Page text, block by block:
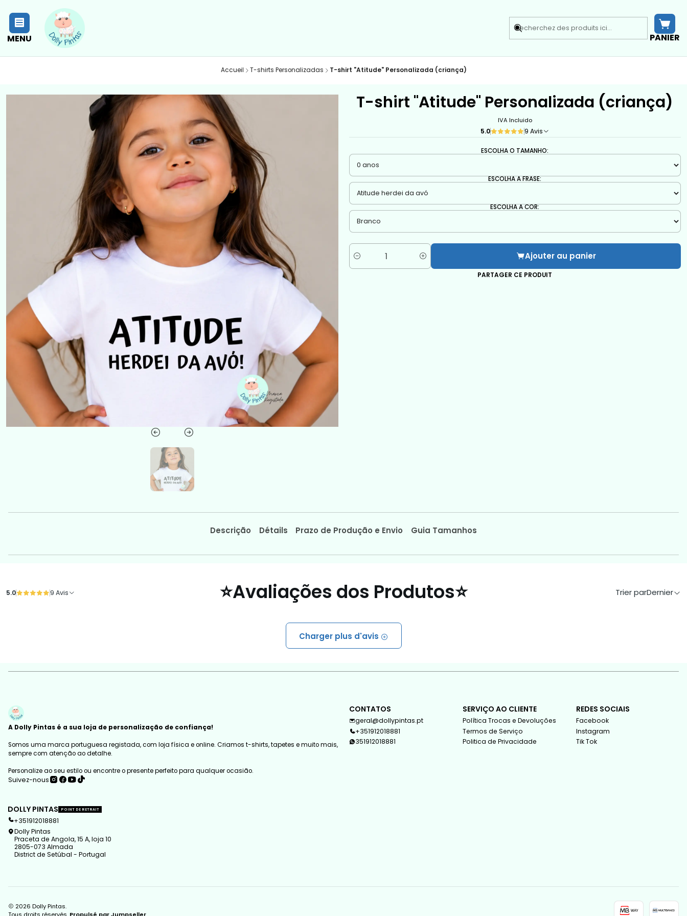
MENU PANIER
Accueil T-shirts Personalizadas T-shirt "Atitude" Personalizada (criança)
T-shirt "Atitude" Personalizada (criança)
IVA Incluido
5.0 9 Avis
ESCOLHA O TAMANHO:
ESCOLHA A FRASE:
ESCOLHA A COR:
Quantité Ajouter au panier
PARTAGER CE PRODUIT
Descrição Détails Prazo de Produção e Envio Guia Tamanhos
⭐Avaliações dos Produtos⭐
5.0 9 Avis Trier parDernier
Charger plus d'avis
A Dolly Pintas é a sua loja de personalização de confiança!
Somos uma marca portuguesa registada, com loja física e online. Criamos t-shirts, tapetes e muito mais,
sempre com atenção ao detalhe.
Personalize ao seu estilo ou encontre o presente perfeito para qualquer ocasião.
Suivez-nous
CONTATOS
geral@dollypintas.pt
+351912018881
351912018881
SERVIÇO AO CLIENTE
Política Trocas e Devoluções
Termos de Serviço
Politica de Privacidade
REDES SOCIAIS
Facebook
Instagram
Tik Tok
DOLLY PINTAS POINT DE RETRAIT
+351912018881
Dolly Pintas
Praceta de Angola, 15 A, loja 10
2805-073 Almada
District de Setúbal - Portugal
2026 Dolly Pintas.
Tous droits réservés. Propulsé par Jumpseller